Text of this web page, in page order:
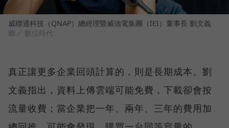
威聯通科技（QNAP）總經理暨威強電集團（IEI）董事長 劉文義
圖／ 數位時代
真正讓更多企業回頭計算的，則是長期成本。劉
文義指出，資料上傳雲端可能免費，下載卻會按
流量收費；當企業把一年、兩年、三年的費用加